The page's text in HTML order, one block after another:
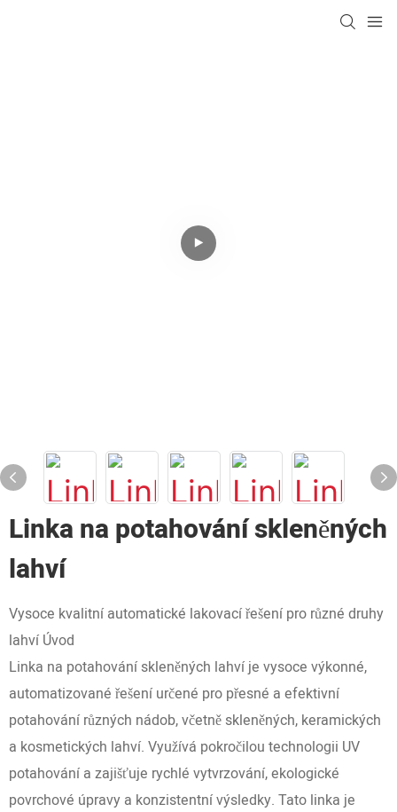
Linka na potahování skleněných
lahví
Vysoce kvalitní automatické lakovací řešení pro různé druhy
lahví Úvod
Linka na potahování skleněných lahví je vysoce výkonné,
automatizované řešení určené pro přesné a efektivní
potahování různých nádob, včetně skleněných, keramických
a kosmetických lahví. Využívá pokročilou technologii UV
potahování a zajišťuje rychlé vytvrzování, ekologické
povrchové úpravy a konzistentní výsledky. Tato linka je